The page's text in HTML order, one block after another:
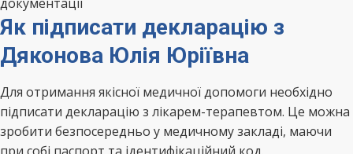
Як підписати декларацію з
Дяконова Юлія Юріївна
Для отримання якісної медичної допомоги необхідно
підписати декларацію з лікарем-терапевтом. Це можна
зробити безпосередньо у медичному закладі, маючи